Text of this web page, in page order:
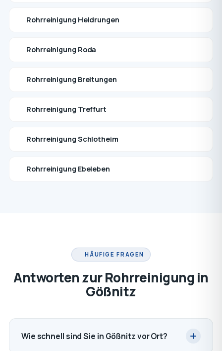
Rohrreinigung Heldrungen
Rohrreinigung Roda
Rohrreinigung Breitungen
Rohrreinigung Treffurt
Rohrreinigung Schlotheim
Rohrreinigung Ebeleben
HÄUFIGE FRAGEN
Antworten zur Rohrreinigung in
Gößnitz
Wie schnell sind Sie in Gößnitz vor Ort?